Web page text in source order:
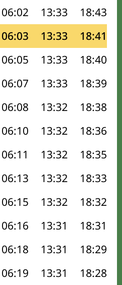
06:02 13:33 18:43
06:03 13:33 18:41
06:05 13:33 18:40
06:07 13:33 18:39
06:08 13:32 18:38
06:10 13:32 18:36
06:11 13:32 18:35
06:13 13:32 18:33
06:15 13:32 18:32
06:16 13:31 18:31
06:18 13:31 18:29
06:19 13:31 18:28